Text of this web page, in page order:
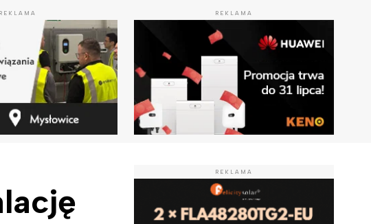
REKLAMA REKLAMA
REKLAMA